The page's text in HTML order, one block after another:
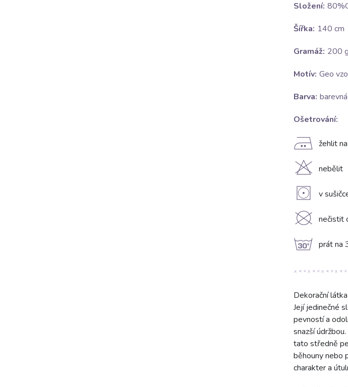
Složení:
Šířka: 140 cm
Gramáž: 200
Motív: Geo
Barva: barevná
Ošetrování:
E žehlit
H nebělit
V v
K nečistit
g prát na
Dekorační
Její jedinečné
pevností a
snazší
tato středně
běhouny nebo
charakter a